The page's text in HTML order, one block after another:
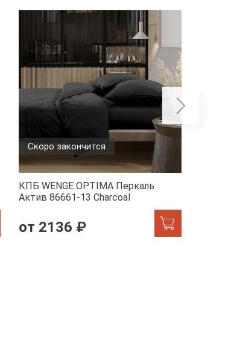
Скоро закончится
КПБ WENGE OPTIMA Перкаль
Актив 86661-13 Charcoal
от 2136 ₽